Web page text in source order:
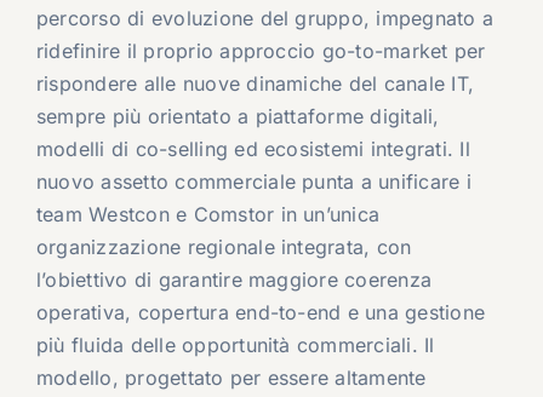
percorso di evoluzione del gruppo, impegnato a
ridefinire il proprio approccio go-to-market per
rispondere alle nuove dinamiche del canale IT,
sempre più orientato a piattaforme digitali,
modelli di co-selling ed ecosistemi integrati. Il
nuovo assetto commerciale punta a unificare i
team Westcon e Comstor in un’unica
organizzazione regionale integrata, con
l’obiettivo di garantire maggiore coerenza
operativa, copertura end-to-end e una gestione
più fluida delle opportunità commerciali. Il
modello, progettato per essere altamente